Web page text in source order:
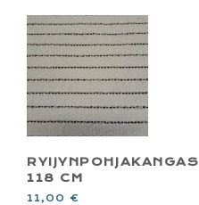
RYIJYNPOHJAKANGAS
118 CM
11,00 €